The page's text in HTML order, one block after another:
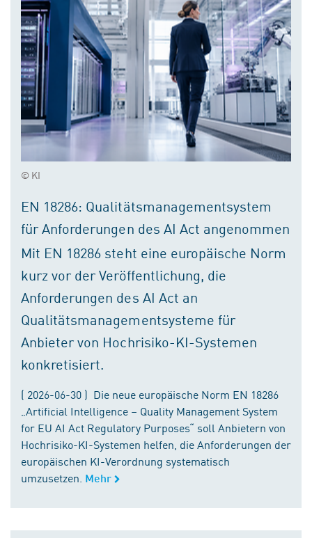
© KI
EN 18286: Qualitätsmanagementsystem
für Anforderungen des AI Act angenommen
Mit EN 18286 steht eine europäische Norm
kurz vor der Veröffentlichung, die
Anforderungen des AI Act an
Qualitätsmanagementsysteme für
Anbieter von Hochrisiko-KI-Systemen
konkretisiert.
( 2026-06-30 ) Die neue europäische Norm EN 18286
„Artificial Intelligence – Quality Management System
for EU AI Act Regulatory Purposes“ soll Anbietern von
Hochrisiko-KI-Systemen helfen, die Anforderungen der
europäischen KI-Verordnung systematisch
umzusetzen. Mehr